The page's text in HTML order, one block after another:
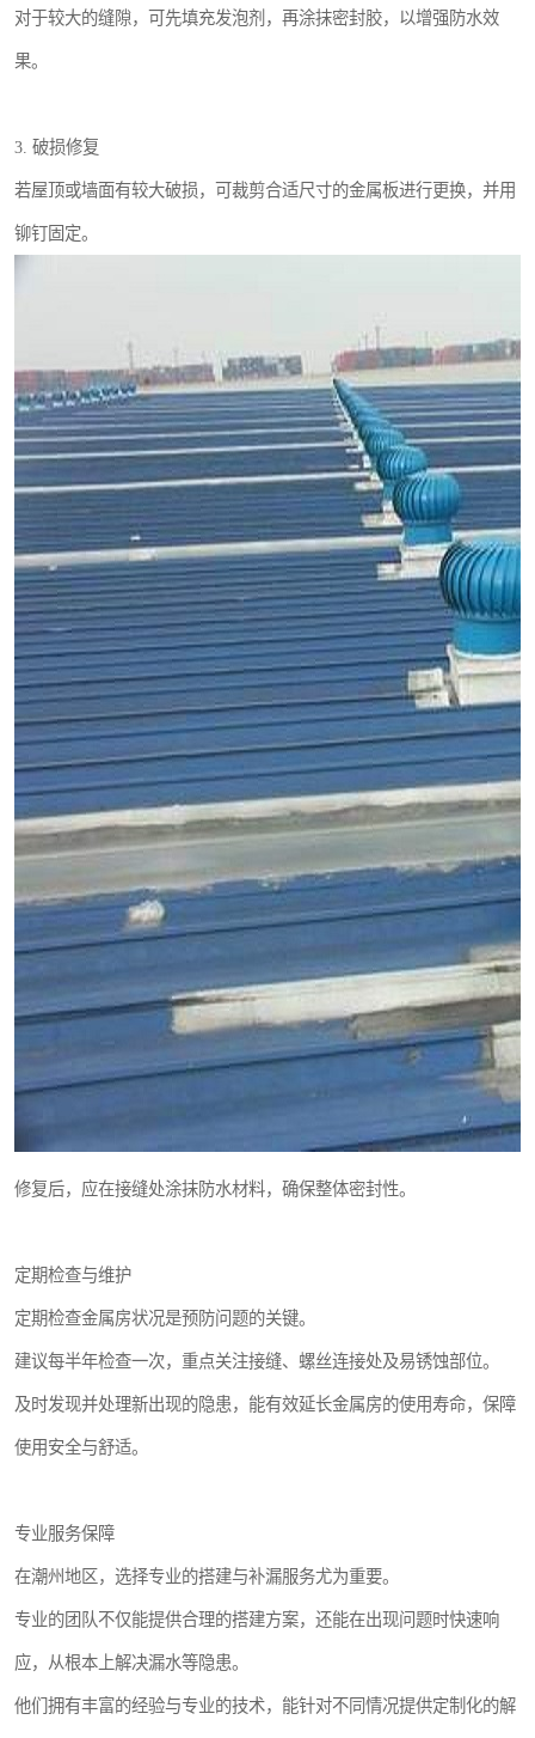
对于较大的缝隙，可先填充发泡剂，再涂抹密封胶，以增强防水效
果。
3. 破损修复
若屋顶或墙面有较大破损，可裁剪合适尺寸的金属板进行更换，并用
铆钉固定。
修复后，应在接缝处涂抹防水材料，确保整体密封性。
定期检查与维护
定期检查金属房状况是预防问题的关键。
建议每半年检查一次，重点关注接缝、螺丝连接处及易锈蚀部位。
及时发现并处理新出现的隐患，能有效延长金属房的使用寿命，保障
使用安全与舒适。
专业服务保障
在潮州地区，选择专业的搭建与补漏服务尤为重要。
专业的团队不仅能提供合理的搭建方案，还能在出现问题时快速响
应，从根本上解决漏水等隐患。
他们拥有丰富的经验与专业的技术，能针对不同情况提供定制化的解